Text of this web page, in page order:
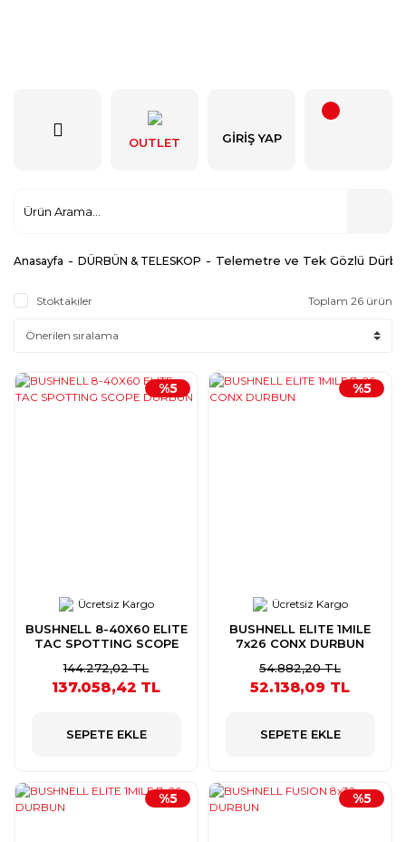
OUTLET GIRIŞ YAP
Anasayfa DÜRBÜN & TELESKOP Telemetre ve Tek Gözlü
Stoktakiler Toplam 26 ürün
Ücretsiz Kargo
BUSHNELL 8-40X60 ELITE
TAC SPOTTING SCOPE
%5
144.272,02 TL
137.058,42 TL
SEPETE EKLE
Ücretsiz Kargo
BUSHNELL ELITE 1MILE
7x26 CONX DURBUN
%5
54.882,20 TL
52.138,09 TL
SEPETE EKLE
%5 %5